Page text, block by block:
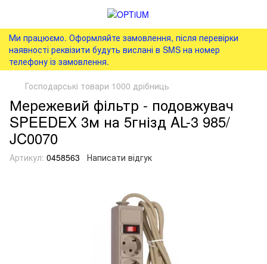
Ми працюємо. Оформляйте замовлення, після перевірки
наявності реквізити будуть вислані в SMS на номер
телефону із замовлення.
Господарські товари 1000 дрібниць
Мережевий фільтр - подовжувач
SPEEDEX 3м на 5гнізд AL-3 985/
JC0070
Артикул: 0458563 Написати відгук